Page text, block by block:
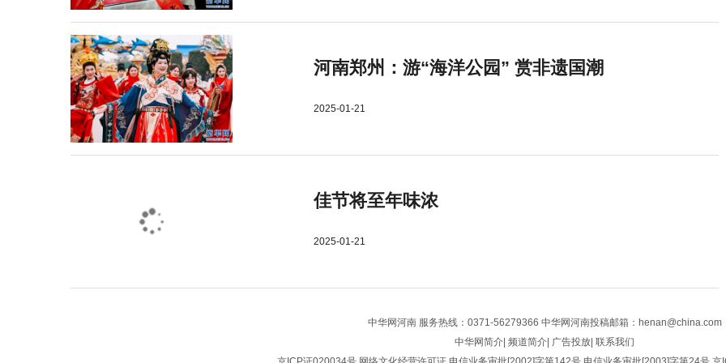
河南郑州：游“海洋公园” 赏非遗国潮
2025-01-21
佳节将至年味浓
2025-01-21
中华网河南服务热线：0371-56279366 中华网河南投稿邮箱：henan@china.com
中华网简介 频道简介 广告投放 联系我们